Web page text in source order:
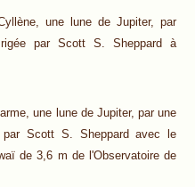
une lune de Jupiter, par
par Scott S. Sheppard à
une lune de Jupiter, par une
par Scott S. Sheppard avec le
de 3,6 m de l'Observatoire de